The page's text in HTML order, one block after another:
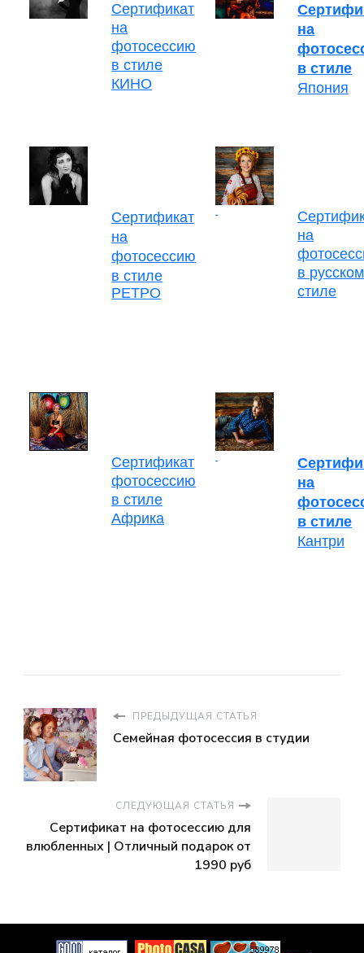
Сертификат
на
фотосессию
в стиле
КИНО
на
в стиле
Япония
Сертификат
на
фотосессию
в стиле
РЕТРО
на
в русском
стиле
Сертификат
фотосессию
в стиле
Африка
на
в стиле
Кантри
ПРЕДЫДУЩАЯ СТАТЬЯ
Семейная фотосессия в студии
СЛЕДУЮЩАЯ СТАТЬЯ
Сертификат на фотосессию для
влюбленных | Отличный подарок от
1990 руб